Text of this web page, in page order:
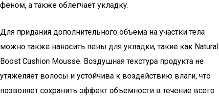
феном, а также облегчает укладку.
Для придания дополнительного объема на участки тела
можно также наносить пены для укладки, такие как Natural
Boost Cushion Mousse. Воздушная текстура продукта не
утяжеляет волосы и устойчива к воздействию влаги, что
позволяет сохранить эффект объемности в течение всего